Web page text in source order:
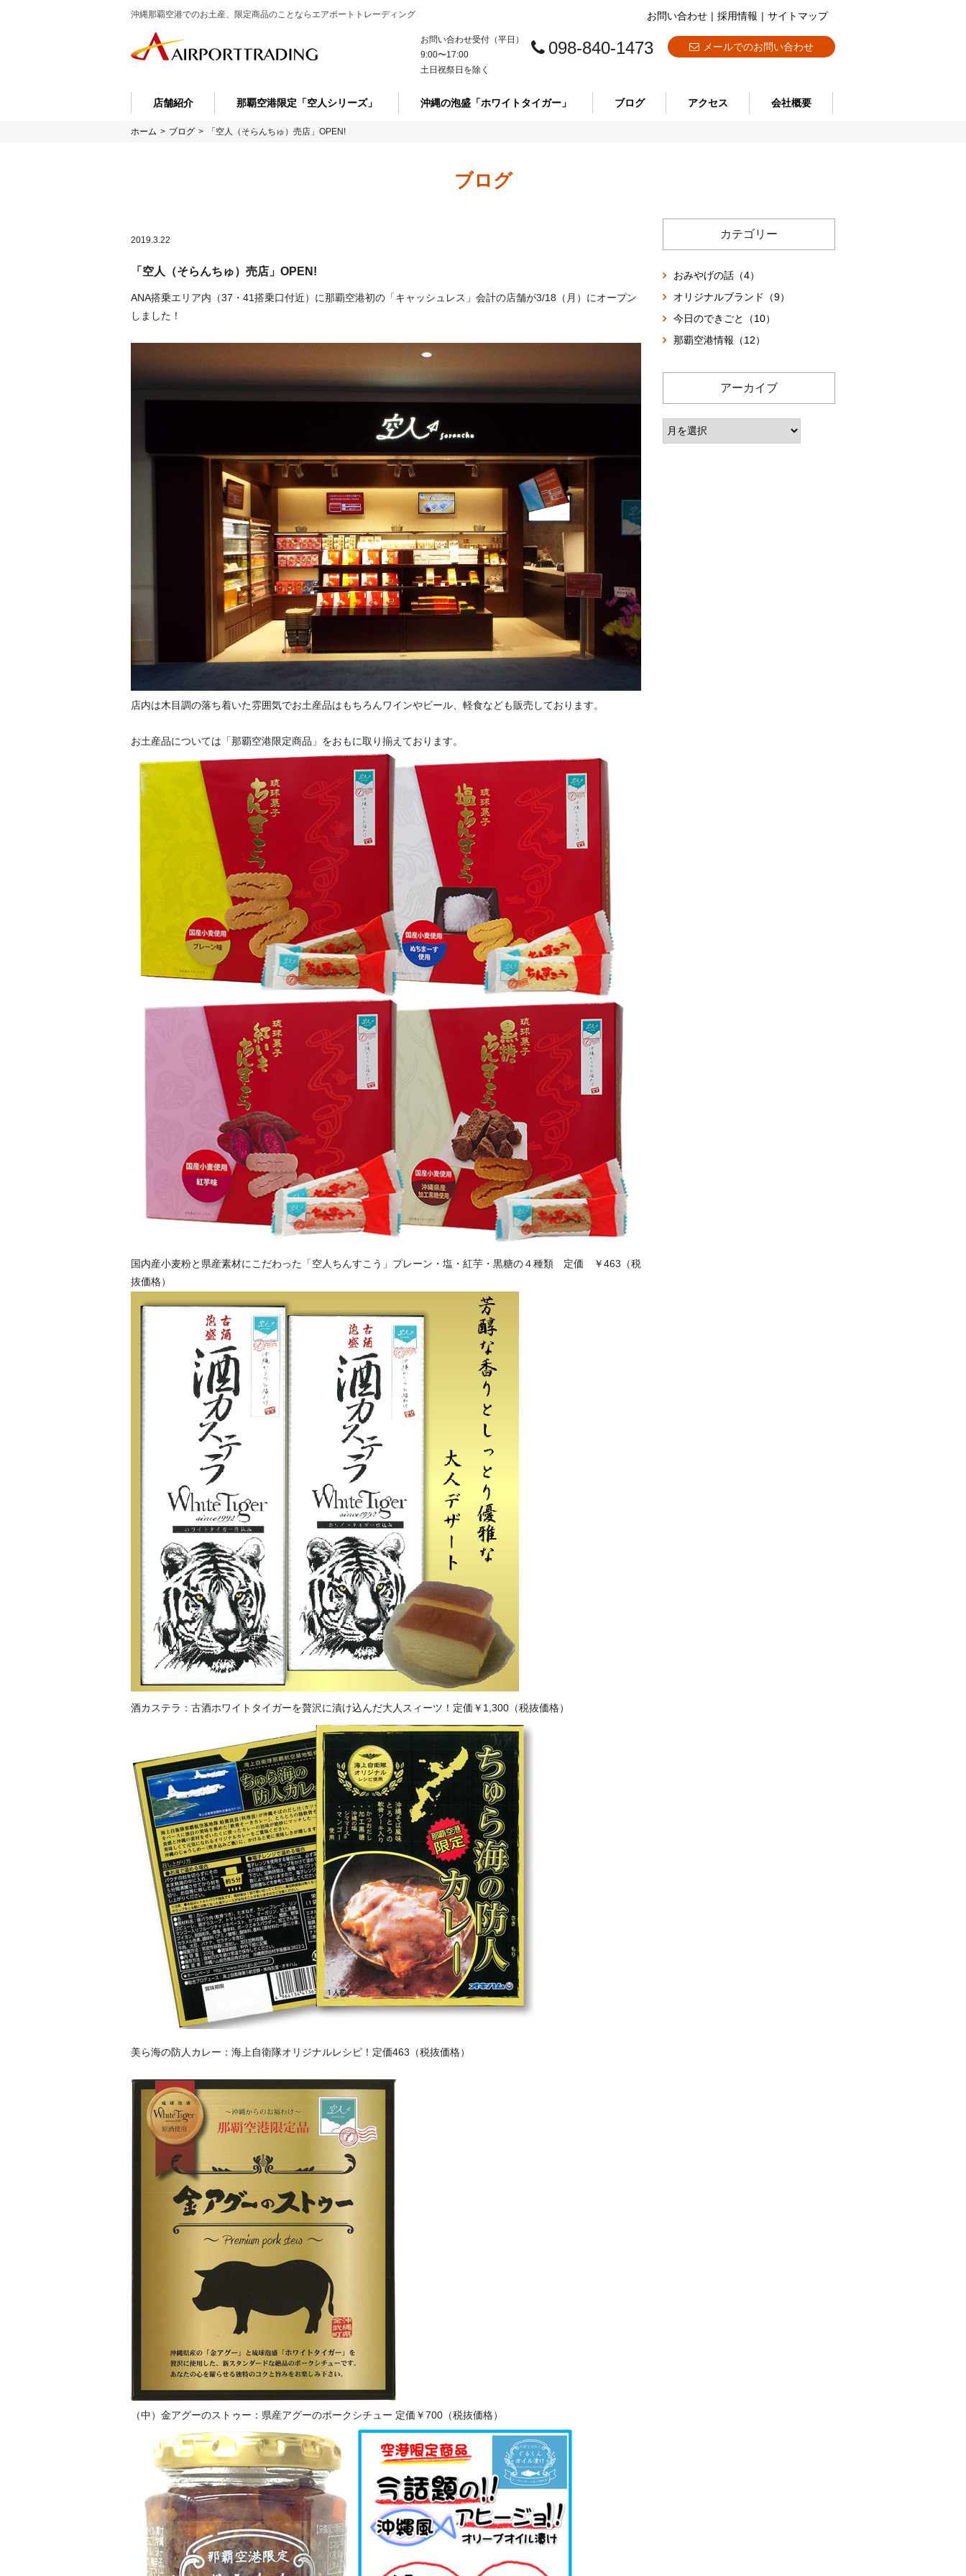
沖縄那覇空港でのお土産、限定商品のことなら エアポートトレーディング お問い合わせ | 採用情報 | サイトマップ
お問い合わせ受付（平日）
9:00〜17:00
土日祝祭日を除く
098-840-1473 メールでのお問い合わせ
店舗紹介 那覇空港限定「空人シリーズ」 沖縄の泡盛「ホワイトタイガー」 ブログ アクセス 会社概要
ホーム > ブログ > 「空人（そらんちゅ）売店」OPEN!
ブログ
2019.3.22
「空人（そらんちゅ）売店」OPEN!
ANA搭乗エリア内（37・41搭乗口付近）に那覇空港初の「キャッシュレス」会計の店舗が3/18（月）にオープン
しました！
店内は木目調の落ち着いた雰囲気でお土産品はもちろんワインやビール、軽食なども販売しております。
お土産品については「那覇空港限定商品」をおもに取り揃えております。
国内産小麦粉と県産素材にこだわった「空人ちんすこう」プレーン・塩・紅芋・黒糖の４種類 定価 ￥463（税
抜価格）
酒カステラ：古酒ホワイトタイガーを贅沢に漬け込んだ大人スィーツ！定価￥1,300（税抜価格）
美ら海の防人カレー：海上自衛隊オリジナルレシピ！定価463（税抜価格）
（中）金アグーのストゥー：県産アグーのポークシチュー 定価￥700（税抜価格）
カテゴリー
おみやげの話（4）
オリジナルブランド（9）
今日のできごと（10）
那覇空港情報（12）
アーカイブ